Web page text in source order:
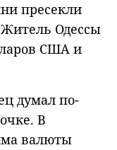
пресекли
Одессы
США и
думал по-
В
валюты